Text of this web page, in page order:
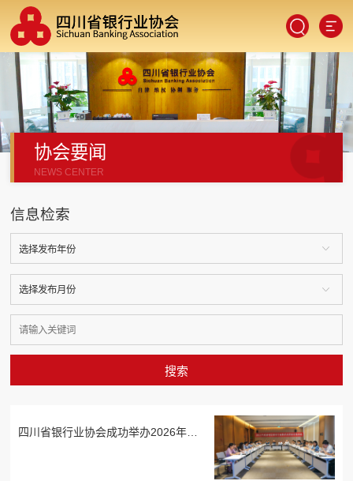
SCAN
机端
公众号
协会要闻
NEWS CENTER
信息检索
四川省银行业协会成功举办2026年成